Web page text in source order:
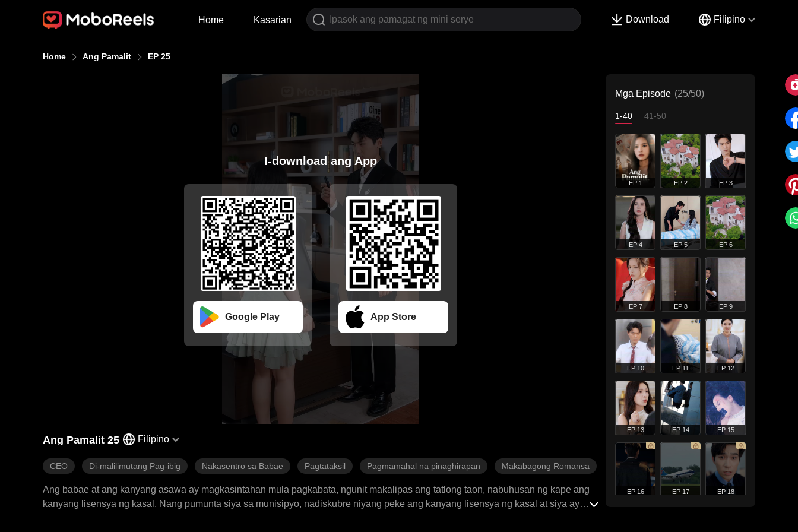
Home Kasarian Download Filipino
Home Ang Pamalit EP 25
I-download ang App
Google Play App Store
Ang Pamalit 25 Filipino
CEO Di-malilimutang Pag-ibig Nakasentro sa Babae Pagtataksil Pagmamahal na pinaghirapan Makabagong Romansa
Ang babae at ang kanyang asawa ay magkasintahan mula pagkabata, ngunit makalipas ang tatlong taon, nabuhusan ng kape ang
kanyang lisensya ng kasal. Nang pumunta siya sa munisipyo, nadiskubre niyang peke ang kanyang lisensya ng kasal at siya ay
Mga Episode (25/50)
1-40 41-50
EP 1 EP 2 EP 3
EP 4 EP 5 EP 6
EP 7 EP 8 EP 9
EP 10 EP 11 EP 12
EP 13 EP 14 EP 15
EP 16 EP 17 EP 18